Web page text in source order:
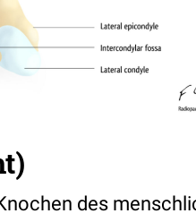
des